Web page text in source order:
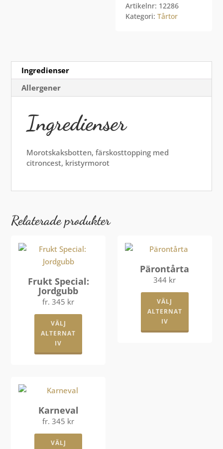
Artikelnr: 12286
Kategori:Tårtor
Ingredienser
Allergener
Ingredienser
Morotskaksbotten, färskosttopping med
citroncest, kristyrmorot
Relaterade produkter
Frukt Special:
Jordgubb
fr.345 kr
VÄLJ
ALTERNAT
IV
Den
väljas
Pärontårta
344 kr
VÄLJ
ALTERNAT
IV
Den
Karneval
fr.345 kr
VÄLJ
Den